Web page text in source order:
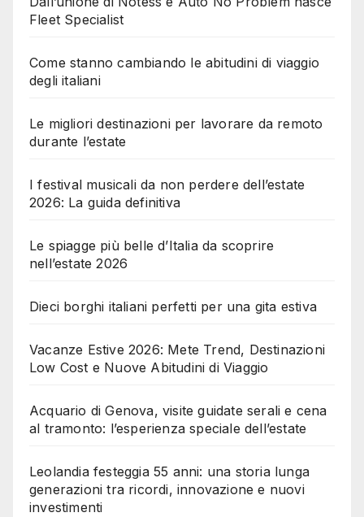
Fleet Specialist
Come stanno cambiando le abitudini di viaggio
degli italiani
Le migliori destinazioni per lavorare da remoto
durante l’estate
I festival musicali da non perdere dell’estate
2026: La guida definitiva
Le spiagge più belle d’Italia da scoprire
nell’estate 2026
Dieci borghi italiani perfetti per una gita estiva
Vacanze Estive 2026: Mete Trend, Destinazioni
Low Cost e Nuove Abitudini di Viaggio
Acquario di Genova, visite guidate serali e cena
al tramonto: l’esperienza speciale dell’estate
Leolandia festeggia 55 anni: una storia lunga
generazioni tra ricordi, innovazione e nuovi
investimenti